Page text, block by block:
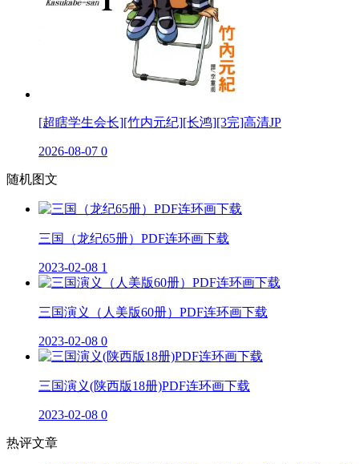
[超瞎学生会长][竹内元纪][长鸿][3完]高清JP
2026-08-07 0
随机图文
三国（龙纪65册）PDF连环画下载
2023-02-08 1
三国演义（人美版60册）PDF连环画下载
2023-02-08 0
三国演义(陕西版18册)PDF连环画下载
2023-02-08 0
热评文章